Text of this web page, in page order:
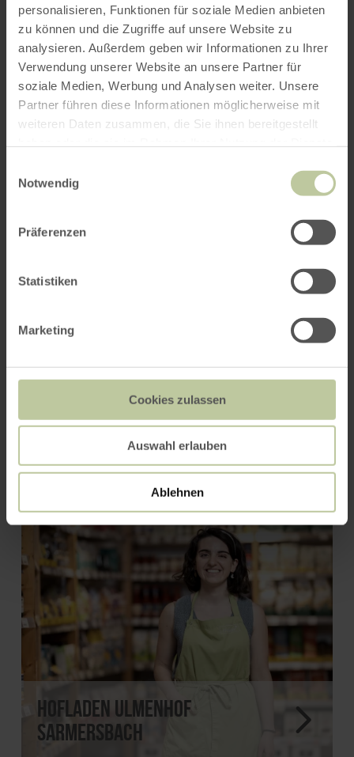
personalisieren, Funktionen für soziale Medien anbieten
zu können und die Zugriffe auf unsere Website zu
analysieren. Außerdem geben wir Informationen zu Ihrer
Verwendung unserer Website an unsere Partner für
soziale Medien, Werbung und Analysen weiter. Unsere
Partner führen diese Informationen möglicherweise mit
weiteren Daten zusammen, die Sie ihnen bereitgestellt
Notwendig
Präferenzen
Statistiken
Marketing
Cookies zulassen
Auswahl erlauben
Ablehnen
ROUTE PLANEN
Das könnte Sie auch
Golfstübchen, Minigolf
Hofladen Ulmenhof
Sarmersbach